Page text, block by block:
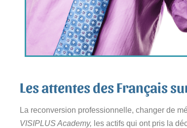
Les attentes des Français
La reconversion professionnelle, changer de
VISIPLUSAcademy, les actifs qui ont pris la